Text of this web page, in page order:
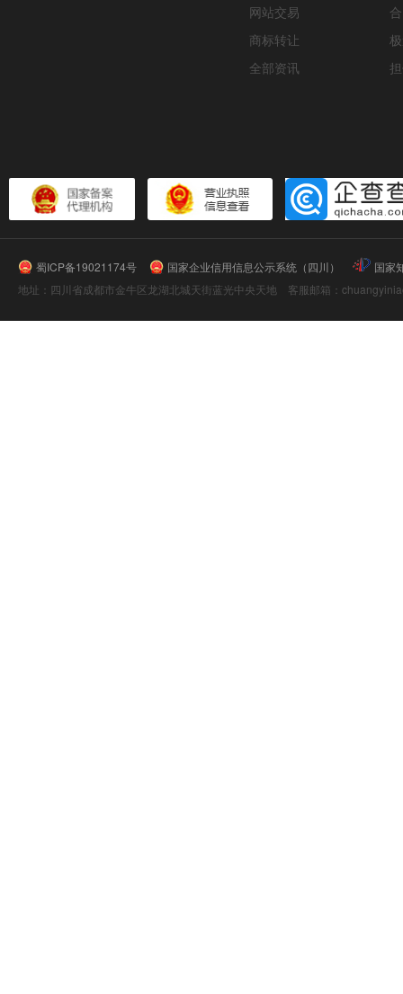
网站交易
商标转让
全部资讯
蜀ICP备19021174号 国家企业信用信息公示系统（四川）
国家
地址：四川省成都市金牛区龙湖北城天街蓝光中央天地 客服邮箱：